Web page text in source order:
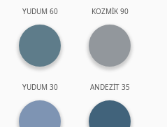
YUDUM 60 KOZMİK 90
YUDUM 30 ANDEZİT 35